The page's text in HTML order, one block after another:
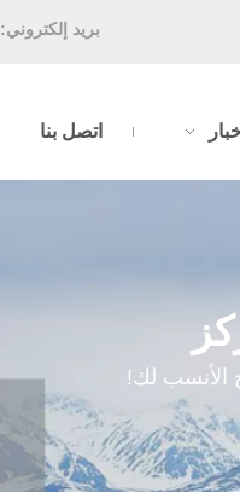
بريد إلكتروني:
اتصل بنا
الأنسب لك!